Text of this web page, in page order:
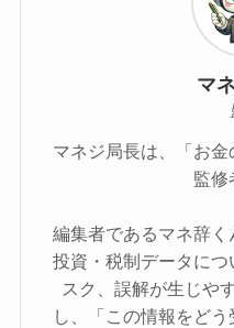
マ
マネジ局長は、「お
監修
編集者であるマネ辞く
投資・税制データにつ
スク、誤解が生じや
し、「この情報をど